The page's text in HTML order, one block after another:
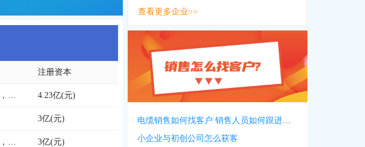
注册资本
， 0593***2776，0591****4270 0593***2802，1395***3978 ，1895***1650
4.23亿(元)
3亿(元)
， 0591****2383
3亿(元)
查看更多企业>>
电缆销售如何找客户 销售人员如何跟进客户
小企业与初创公司怎么获客